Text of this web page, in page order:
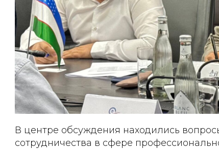
В центре обсуждения находились
сотрудничества в сфере